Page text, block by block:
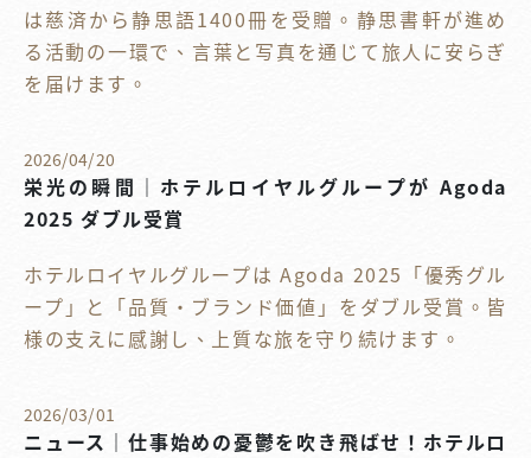
は慈済から静思語1400冊を受贈。静思書軒が進め
る活動の一環で、言葉と写真を通じて旅人に安らぎ
を届けます。
2026/04/20
栄光の瞬間｜ホテルロイヤルグループが Agoda
2025 ダブル受賞
ホテルロイヤルグループは Agoda 2025「優秀グル
ープ」と「品質・ブランド価値」をダブル受賞。皆
様の支えに感謝し、上質な旅を守り続けます。
2026/03/01
ニュース｜仕事始めの憂鬱を吹き飛ばせ！ホテルロ